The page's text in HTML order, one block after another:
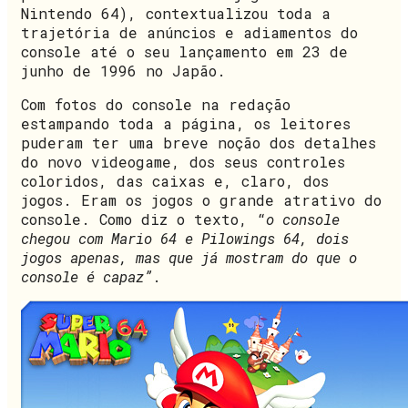
Nintendo 64), contextualizou toda a
trajetória de anúncios e adiamentos do
console até o seu lançamento em 23 de
junho de 1996 no Japão.
Com fotos do console na redação
estampando toda a página, os leitores
puderam ter uma breve noção dos detalhes
do novo videogame, dos seus controles
coloridos, das caixas e, claro, dos
jogos. Eram os jogos o grande atrativo do
console. Como diz o texto, “o console
chegou com Mario 64 e Pilowings 64, dois
jogos apenas, mas que já mostram do que o
console é capaz” .